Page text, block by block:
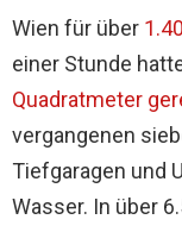
Wien für über
einer Stunde
Quadratmeter
vergangenen
Tiefgaragen und
Wasser. In über